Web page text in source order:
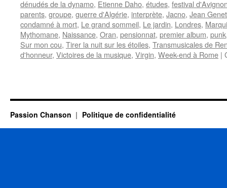
dénudés de la dynamo, Etienne Daho, études, festival
parents, groupe, guerre d'Algérie, interprète, Jacno, Jean Genet
condamné à mort, Le grand sommeil, Le jardin, Londres,
Mythomane, Naissance, Oran, pensionnat, premier album, punk
Sur mon cou, Tirer la nuit sur les étoiles, Transmusicales de
d'honneur, Victoires de la musique, Virgin, Week-end à Rome |
Passion Chanson Politique de confidentialité